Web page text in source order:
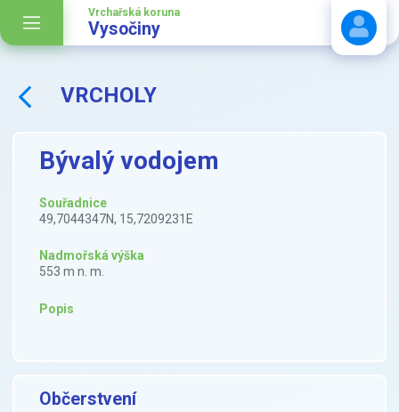
Vrchařská koruna
Vysočiny
VRCHOLY
Bývalý vodojem
Souřadnice
49,7044347N, 15,7209231E
Nadmořská výška
553 m n. m.
Popis
Občerstvení